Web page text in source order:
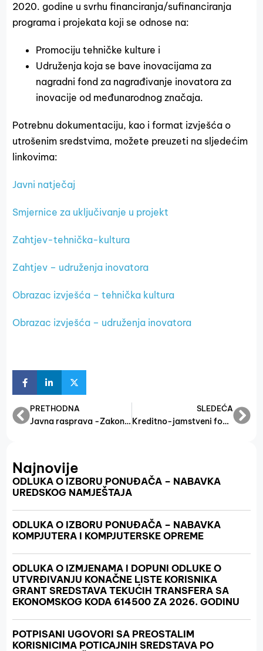
2020. godine u svrhu financiranja/sufinanciranja
programa i projekata koji se odnose na:
Promociju tehničke kulture i
Udruženja koja se bave inovacijama za
nagradni fond za nagrađivanje inovatora za
inovacije od međunarodnog značaja.
Potrebnu dokumentaciju, kao i format izvješća o
utrošenim sredstvima, možete preuzeti na sljedećim
linkovima:
Javni natječaj
Smjernice za uključivanje u projekt
Zahtjev-tehnička-kultura
Zahtjev – udruženja inovatora
Obrazac izvješća – tehnička kultura
Obrazac izvješća – udruženja inovatora
PRETHODNA
Javna rasprava -Zakon o poduzetničkoj infrastrukturi
SLEDEĆA
Kreditno-jamstveni fond za MSP, obrtnike i ostale samostalne gospodarske djelatnosti
Najnovije
ODLUKA O IZBORU PONUĐAČA – NABAVKA
UREDSKOG NAMJEŠTAJA
ODLUKA O IZBORU PONUĐAČA – NABAVKA
KOMPJUTERA I KOMPJUTERSKE OPREME
ODLUKA O IZMJENAMA I DOPUNI ODLUKE O
UTVRĐIVANJU KONAČNE LISTE KORISNIKA
GRANT SREDSTAVA TEKUĆIH TRANSFERA SA
EKONOMSKOG KODA 614500 ZA 2026. GODINU
POTPISANI UGOVORI SA PREOSTALIM
KORISNICIMA POTICAJNIH SREDSTAVA PO